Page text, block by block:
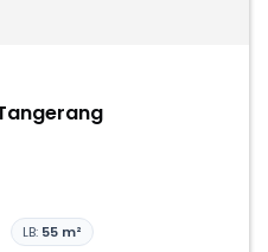
LB: 55 m²